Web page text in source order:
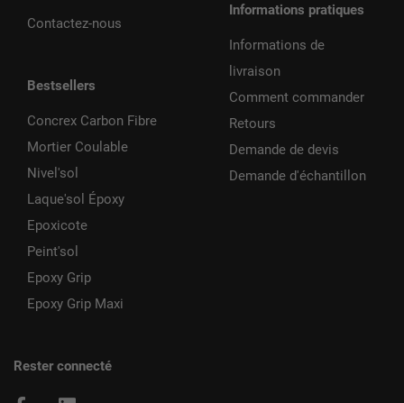
Contactez-nous
Bestsellers
Concrex Carbon Fibre
Mortier Coulable
Nivel'sol
Laque'sol Époxy
Epoxicote
Peint'sol
Epoxy Grip
Epoxy Grip Maxi
Informations pratiques
Informations de
livraison
Comment commander
Retours
Demande de devis
Demande d'échantillon
Rester connecté